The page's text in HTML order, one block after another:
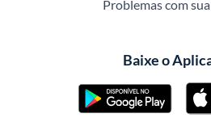
Problemas com
Baixe o